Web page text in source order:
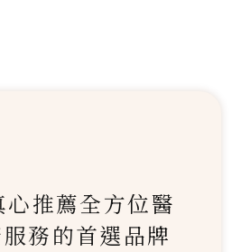
推薦全方位醫
務的首選品牌